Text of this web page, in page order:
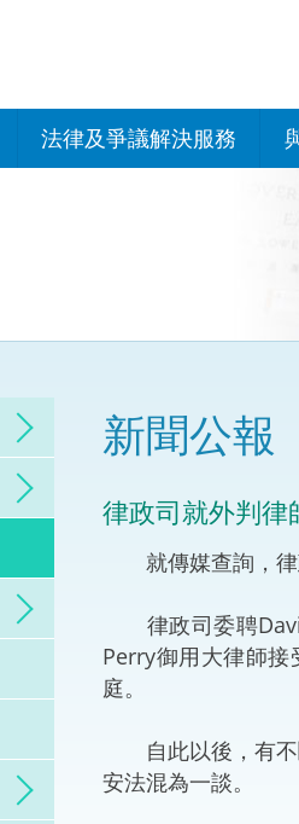
法律及爭議解決服務
訴訟
網上爭議解決及法律科技
體育爭議解決先導計劃
能力建設
法律樞紐
促成交易和爭議解決服務
新聞公報
律政司就外判律
就傳媒查詢，律
律政司委聘David
Perry御用大律師
庭。
自此以後，有不
安法混為一談。